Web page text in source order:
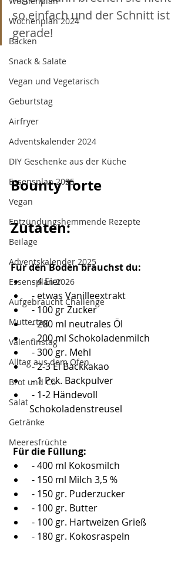
Wochenplan 2024
Backen
Snack & Salate
Vegan und Vegetarisch
Geburtstag
Airfryer
Adventskalender 2024
DIY Geschenke aus der Küche
Essensplan 2025
Vegan
Entzündungshemmende Rezepte
Beilage
Adventskalender 2025
Essensplan 2026
Aufgebraucht Challenge
Muttertag
Valentinstag
Alltag aus dem Ofen
Brot und Co
Salat
Getränke
Meeresfrüchte
so einfach und der Schnitt ist
gerade!
Bounty Torte
Zutaten:
Für den Boden brauchst du:
- 4 Eier
- etwas Vanilleextrakt
- 100 gr Zucker
- 200 ml neutrales Öl
- 200 ml Schokoladenmilch
- 300 gr. Mehl
- 2-3 El Backkakao
- 1 Pck. Backpulver
Schokoladenstreusel
Für die Füllung:
- 400 ml Kokosmilch
- 150 ml Milch 3,5 %
- 150 gr. Puderzucker
- 100 gr. Butter
- 100 gr. Hartweizen Grieß
- 180 gr. Kokosraspeln